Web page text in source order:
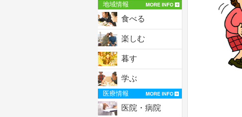
地域情報
食べる
楽しむ
暮す
学ぶ
医療情報
医院・病院